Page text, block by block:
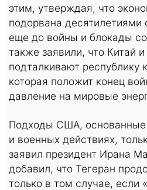
этим, утверждая, что
подорвана десятилетиями
еще до войны и блокады
также заявили, что Китай
подталкивают республику
которая положит конец
давление на мировые
Подходы США, основанные
и военных действиях,
заявил президент Ирана
добавил, что Тегеран
только в том случае, если